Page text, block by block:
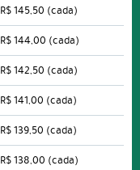
R$ 145,50 (cada)
R$ 144,00 (cada)
R$ 142,50 (cada)
R$ 141,00 (cada)
R$ 139,50 (cada)
R$ 138,00 (cada)